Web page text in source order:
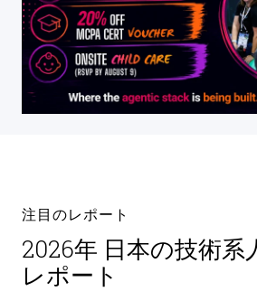
注目のレポート
2026年 日本の技術系
レポート